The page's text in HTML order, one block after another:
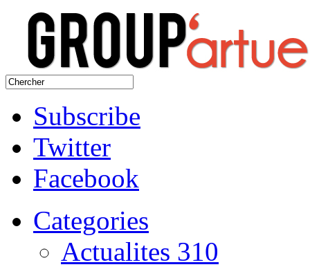
Subscribe
Twitter
Facebook
Categories
Actualites 310